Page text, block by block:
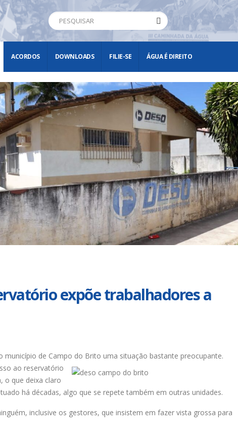
ACORDOS DOWNLOADS FILIE-SE ÁGUA É DIREITO
expõe trabalhadores a
de Campo do Brito uma situação bastante preocupante.
ao reservatório
o que deixa claro
há décadas, algo que se repete também em outras unidades.
inclusive os gestores, que insistem em fazer vista grossa para
Duas chapas inscritas para a
eleição do SINDISAN; pleito
reunião do Comitê de
Saneamento do ConCidades
de 2026
contraproposta da empresa
2026-2027
Trabalhadores da Iguá tem
até o dia 17/8 para
Chapa 1 – “Unidade,
Resistência e Luta vence” a
Executiva e Conselho Fiscal do
24